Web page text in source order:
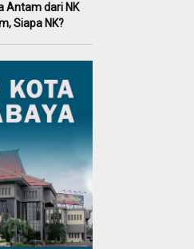
Antam dari NK
Siapa NK?